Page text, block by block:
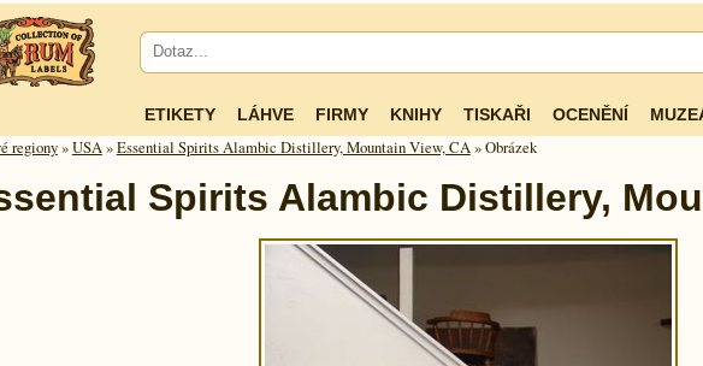
ETIKETY LÁHVE FIRMY KNIHY TISKAŘI OCENĚNÍ
regiony»USA»Essential Spirits Alambic Distillery, Mountain View, CA» Obrázek
Spirits Alambic Distillery,